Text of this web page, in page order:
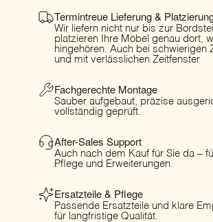
Termintreue Lieferung &
Wir liefern nicht nur bis zur
platzieren Ihre Möbel genau dort,
hingehören. Auch bei schwierigen
und mit verlässlichen Zeitfenster
Fachgerechte Montage
Sauber aufgebaut, präzise
vollständig geprüft.
After-Sales Support
Auch nach dem Kauf für Sie da –
Pflege und Erweiterungen.
Ersatzteile & Pflege
Passende Ersatzteile und klare
für langfristige Qualität.